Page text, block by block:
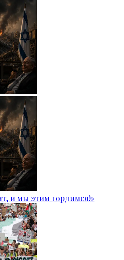
и мы этим гордимся!»